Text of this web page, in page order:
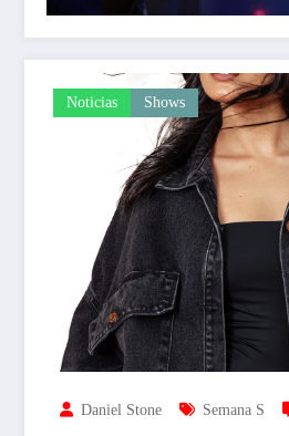
Noticias Shows
Daniel Stone Semana S